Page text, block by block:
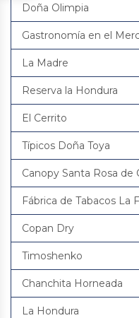
Doña Olimpia
Gastronomía en el
La Madre
Reserva la Hondura
El Cerrito
Típicos Doña Toya
Canopy Santa Rosa de
Fábrica de Tabacos La
Copan Dry
Timoshenko
Chanchita Horneada
La Hondura